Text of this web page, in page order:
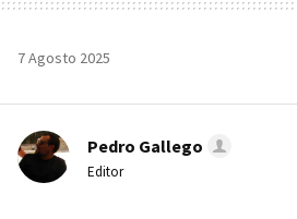
7 Agosto 2025
Pedro Gallego
Editor